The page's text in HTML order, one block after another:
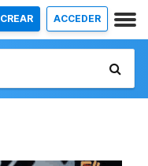
CREAR ACCEDER